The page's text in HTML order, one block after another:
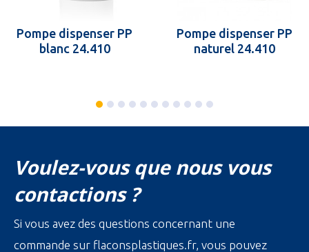
Pompe dispenser PP
blanc 24.410
Pompe dispenser PP
naturel 24.410
Voulez-vous que nous vous
contactions ?
Si vous avez des questions concernant une
commande sur flaconsplastiques.fr, vous pouvez